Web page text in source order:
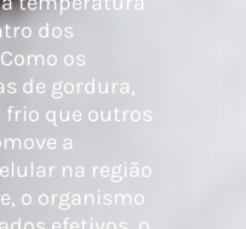
dos
os
de gordura,
frio que outros
a
na região
o organismo